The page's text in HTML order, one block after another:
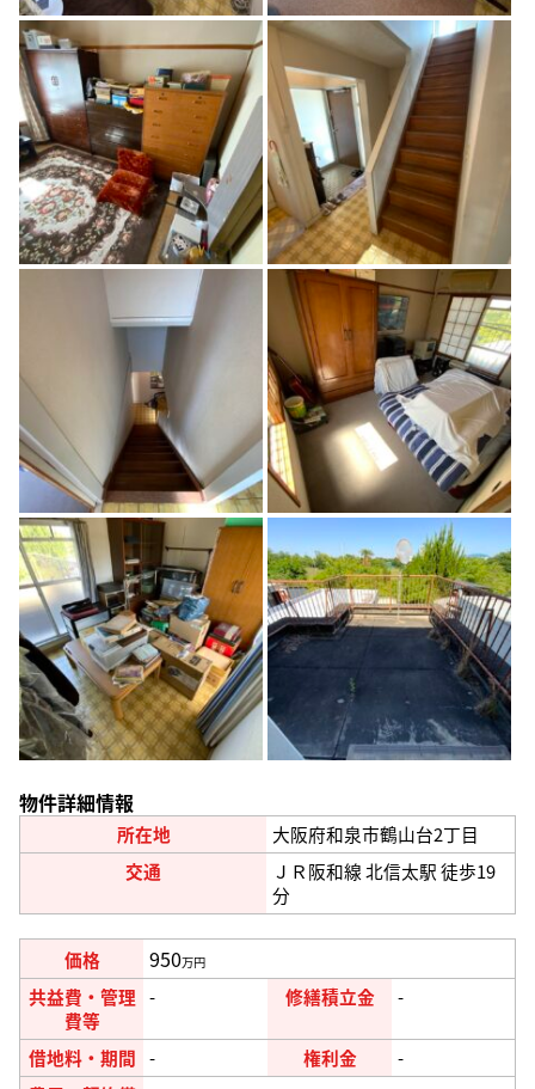
物件詳細情報
所在地
大阪府和泉市鶴山台2丁目
交通
ＪＲ阪和線 北信太駅 徒歩19
分
価格 950万円
共益費・管理
費等
- 修繕積立金 -
借地料・期間 - 権利金
-